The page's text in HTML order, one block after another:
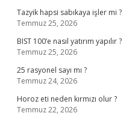
Tazyik hapsi sabıkaya işler mi ?
Temmuz 25, 2026
BIST 100’e nasıl yatırım yapılır ?
Temmuz 25, 2026
25 rasyonel sayı mı ?
Temmuz 24, 2026
Horoz eti neden kırmızı olur ?
Temmuz 22, 2026